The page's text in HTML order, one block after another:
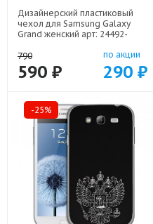
Дизайнерский пластиковый
чехол для Samsung Galaxy
Grand женский арт: 24492-
790
590 ₽
по акции
290 ₽
-25%